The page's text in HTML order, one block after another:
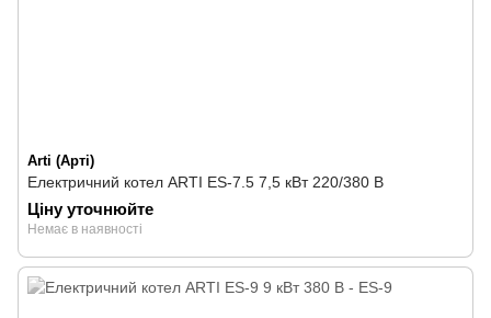
Arti (Арті)
Електричний котел ARTI ES-7.5 7,5 кВт 220/380 В
Ціну уточнюйте
Немає в наявності